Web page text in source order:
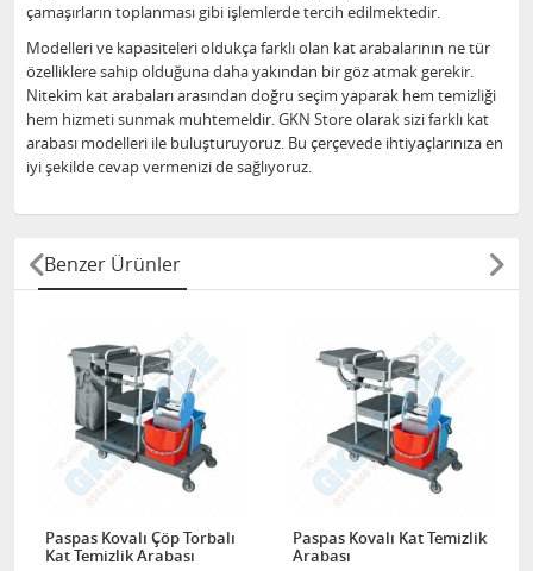
çamaşırların toplanması gibi işlemlerde tercih edilmektedir.
Modelleri ve kapasiteleri oldukça farklı olan kat arabalarının ne tür
özelliklere sahip olduğuna daha yakından bir göz atmak gerekir.
Nitekim kat arabaları arasından doğru seçim yaparak hem temizliği
hem hizmeti sunmak muhtemeldir. GKN Store olarak sizi farklı kat
arabası modelleri ile buluşturuyoruz. Bu çerçevede ihtiyaçlarınıza en
iyi şekilde cevap vermenizi de sağlıyoruz.
Benzer Ürünler
Paspas Kovalı Çöp Torbalı
Kat Temizlik Arabası
Paspas Kovalı Kat Temizlik
Arabası